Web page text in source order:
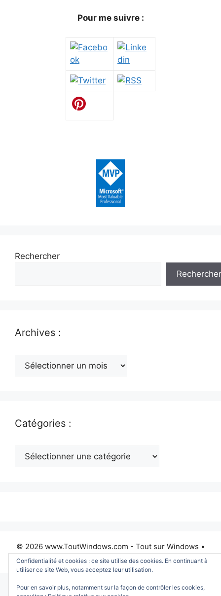
Pour me suivre :
Rechercher
Rechercher
Archives :
Archives
Catégories :
Catégories
© 2026 www.ToutWindows.com - Tout sur Windows •
Construit avec
GeneratePress
Confidentialité et cookies : ce site utilise des cookies. En continuant à
utiliser ce site Web, vous acceptez leur utilisation.
Pour en savoir plus, notamment sur la façon de contrôler les cookies,